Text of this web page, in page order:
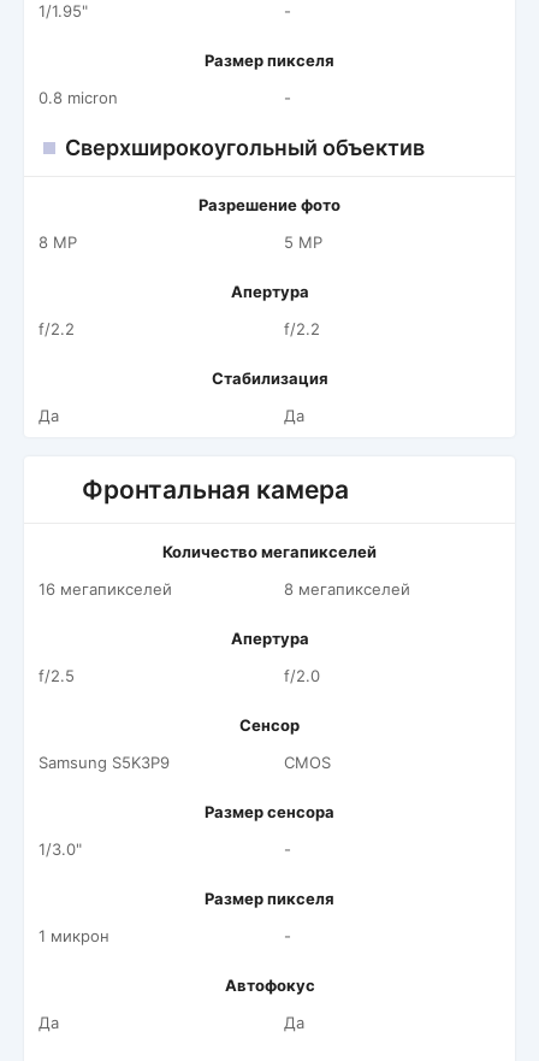
1/1.95"
-
Размер пикселя
0.8 micron
-
Сверхширокоугольный объектив
Разрешение фото
8 MP
5 MP
Апертура
f/2.2
f/2.2
Стабилизация
Да
Да
Фронтальная камера
Количество мегапикселей
16 мегапикселей
8 мегапикселей
Апертура
f/2.5
f/2.0
Сенсор
Samsung S5K3P9
CMOS
Размер сенсора
1/3.0"
-
Размер пикселя
1 микрон
-
Автофокус
Да
Да